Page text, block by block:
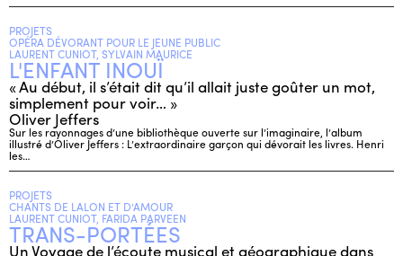
PROJETS
OPÉRA DÉVORANT POUR LE JEUNE PUBLIC
LAURENT CUNIOT, SYLVAIN MAURICE
L'ENFANT INOUÏ
« Au début, il s’était dit qu’il allait juste goûter un mot,
simplement pour voir… »
Oliver Jeffers
Sur les rayonnages d’une bibliothèque ouverte sur l’imaginaire, l’album
illustré d’Oliver Jeffers : L’extraordinaire garçon qui dévorait les livres. Henri
les…
PROJETS
CHANTS DE LALON ET D’AMOUR
LAURENT CUNIOT, FARIDA PARVEEN
TRANS-PORTÉES
Un Voyage de l’écoute musical et géographique dans